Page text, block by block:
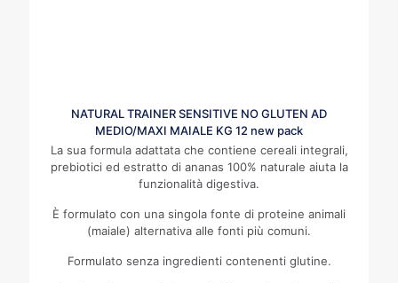
NATURAL TRAINER SENSITIVE NO GLUTEN AD
MEDIO/MAXI MAIALE KG 12 new pack
La sua formula adattata che contiene cereali integrali,
prebiotici ed estratto di ananas 100% naturale aiuta la
funzionalità digestiva.
È formulato con una singola fonte di proteine animali
(maiale) alternativa alle fonti più comuni.
Formulato senza ingredienti contenenti glutine.